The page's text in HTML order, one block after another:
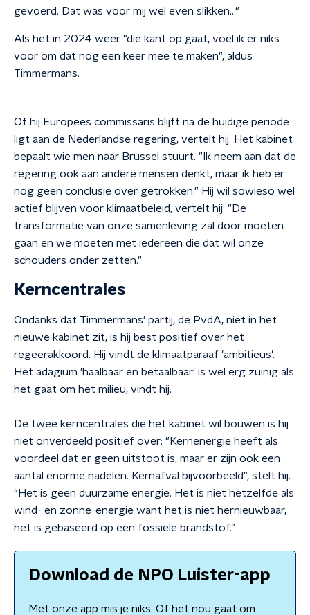
gevoerd. Dat was voor mij wel even slikken…"
Als het in 2024 weer "die kant op gaat, voel ik er niks
voor om dat nog een keer mee te maken", aldus
Timmermans.
Of hij Europees commissaris blijft na de huidige periode
ligt aan de Nederlandse regering, vertelt hij. Het kabinet
bepaalt wie men naar Brussel stuurt. "Ik neem aan dat de
regering ook aan andere mensen denkt, maar ik heb er
nog geen conclusie over getrokken." Hij wil sowieso wel
actief blijven voor klimaatbeleid, vertelt hij: "De
transformatie van onze samenleving zal door moeten
gaan en we moeten met iedereen die dat wil onze
schouders onder zetten."
Kerncentrales
Ondanks dat Timmermans' partij, de PvdA, niet in het
nieuwe kabinet zit, is hij best positief over het
regeerakkoord. Hij vindt de klimaatparaaf 'ambitieus'.
Het adagium 'haalbaar en betaalbaar' is wel erg zuinig als
het gaat om het milieu, vindt hij.
De twee kerncentrales die het kabinet wil bouwen is hij
niet onverdeeld positief over: "Kernenergie heeft als
voordeel dat er geen uitstoot is, maar er zijn ook een
aantal enorme nadelen. Kernafval bijvoorbeeld", stelt hij.
"Het is geen duurzame energie. Het is niet hetzelfde als
wind- en zonne-energie want het is niet hernieuwbaar,
het is gebaseerd op een fossiele brandstof."
Download de NPO Luister-app
Met onze app mis je niks. Of het nou gaat om